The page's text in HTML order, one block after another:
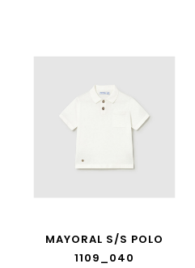
MAYORAL S/S POLO
1109_040